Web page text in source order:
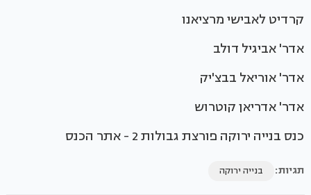
קרדיט לאבישי מרציאנו
אדר' אביגיל דולב
אדר' אוריאל בבצ'יק
אדר' אדריאן קוטרוש
כנס בנייה ירוקה פורצת גבולות 2 - אתר הכנס
תגיות: בנייה ירוקה